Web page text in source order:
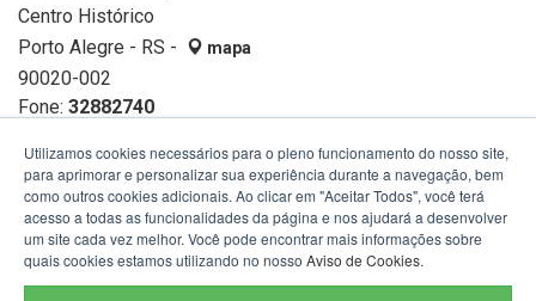
Centro Histórico
Porto Alegre - RS -
mapa
90020-002
Fone: 32882740
Utilizamos cookies necessários para o pleno funcionamento do nosso site,
para aprimorar e personalizar sua experiência durante a navegação, bem
como outros cookies adicionais. Ao clicar em "Aceitar Todos", você terá
acesso a todas as funcionalidades da página e nos ajudará a desenvolver
um site cada vez melhor. Você pode encontrar mais informações sobre
quais cookies estamos utilizando no nosso Aviso de Cookies.